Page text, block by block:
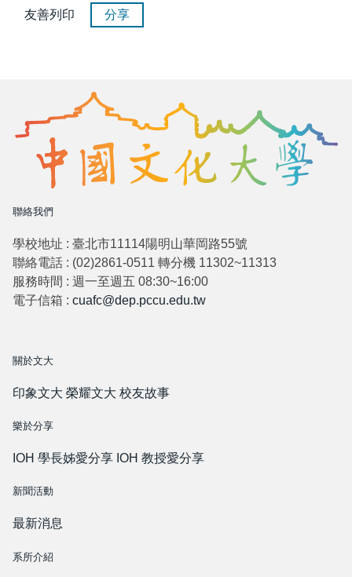
友善列印 分享
聯絡我們
學校地址 : 臺北市11114陽明山華岡路55號
聯絡電話 : (02)2861-0511 轉分機 11302~11313
服務時間 : 週一至週五 08:30~16:00
電子信箱 : cuafc@dep.pccu.edu.tw
關於文大
印象文大 榮耀文大 校友故事
樂於分享
IOH 學長姊愛分享 IOH 教授愛分享
新聞活動
最新消息
系所介紹